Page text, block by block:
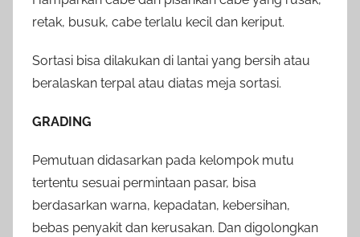
retak, busuk, cabe terlalu kecil dan keriput.
Sortasi bisa dilakukan di lantai yang bersih atau
beralaskan terpal atau diatas meja sortasi.
GRADING
Pemutuan didasarkan pada kelompok mutu
tertentu sesuai permintaan pasar, bisa
berdasarkan warna, kepadatan, kebersihan,
bebas penyakit dan kerusakan. Dan digolongkan